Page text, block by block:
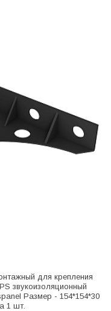
для крепления
звукоизоляционный
Размер - 154*154*30
1 шт.